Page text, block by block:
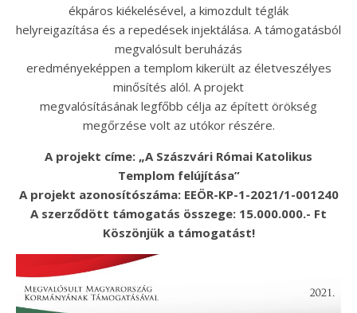
ékpáros kiékelésével, a kimozdult téglák
helyreigazítása és a repedések injektálása. A támogatásból
megvalósult beruházás
eredményeképpen a templom kikerült az életveszélyes
minősítés alól. A projekt
megvalósításának legfőbb célja az épített örökség
megőrzése volt az utókor részére.
A projekt címe: „A Szászvári Római Katolikus
Templom felújítása”
A projekt azonosítószáma: EEÖR-KP-1-2021/1-001240
A szerződött támogatás összege: 15.000.000.- Ft
Köszönjük a támogatást!